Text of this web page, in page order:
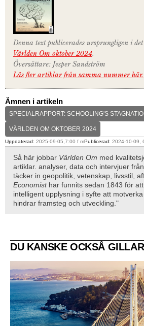
Denna text publicerades ursprungligen i
Världen Om oktober 2024.
Översättare: Jesper Sandström
Läs fler artiklar från samma nummer här.
Ämnen i artikeln
SPECIALRAPPORT: SCHOOLING'S
VÄRLDEN OM OKTOBER 2024
Uppdaterad: 2025-09-05,7:00 f mPublicerad: 2024-10-09,
Så här jobbar Världen Om med
artiklar. analyser, data och intervjuer från
täcker in geopolitik, vetenskap, livsstil,
Economisthar funnits sedan 1843 för
intelligent upplysning i syfte att
hindrar framsteg och utveckling."
DU KANSKE OCKSÅ GILLAR